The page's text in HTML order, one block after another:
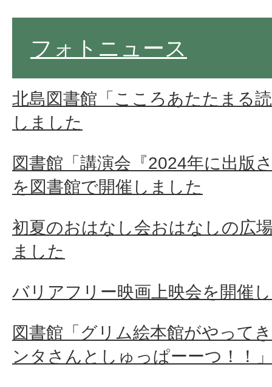
フォトニュース
北島図書館「こころあたたまる
しました
図書館「講演会『2024年に出版
を図書館で開催しました
初夏のおはなし会おはなしの広
ました
バリアフリー映画上映会を開催
図書館「グリム絵本館がやって
ンタさんとしゅっぱーーつ！！